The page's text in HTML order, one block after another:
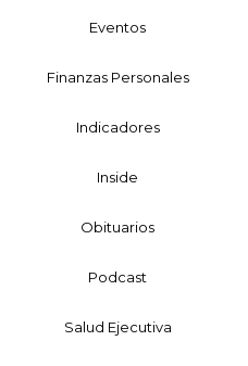
Eventos
Finanzas Personales
Indicadores
Inside
Obituarios
Podcast
Salud Ejecutiva